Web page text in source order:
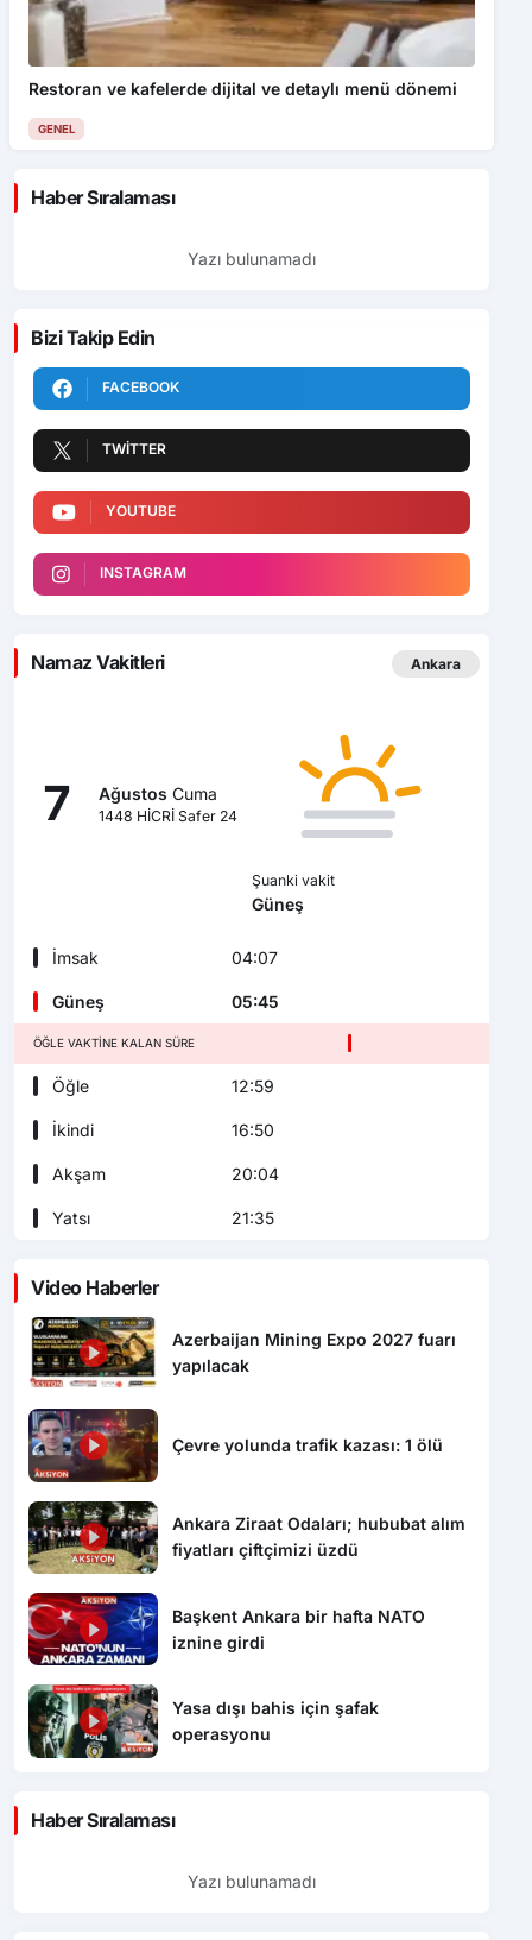
Restoran ve kafelerde dijital ve detaylı menü dönemi
GENEL
Haber Sıralaması
Yazı bulunamadı
Bizi Takip Edin
FACEBOOK
TWITTER
YOUTUBE
INSTAGRAM
Namaz Vakitleri Ankara
7 Ağustos Cuma
1448 HİCRİ Safer 24
Şuanki vakit
Güneş
İmsak 04:07
Güneş 05:45
ÖĞLE VAKTINE KALAN SÜRE
Öğle 12:59
İkindi 16:50
Akşam 20:04
Yatsı 21:35
Video Haberler
Azerbaijan Mining Expo 2027 fuarı
yapılacak
Çevre yolunda trafik kazası: 1 ölü
Ankara Ziraat Odaları; hububat alım
fiyatları çiftçimizi üzdü
Başkent Ankara bir hafta NATO
iznine girdi
Yasa dışı bahis için şafak
operasyonu
Haber Sıralaması
Yazı bulunamadı